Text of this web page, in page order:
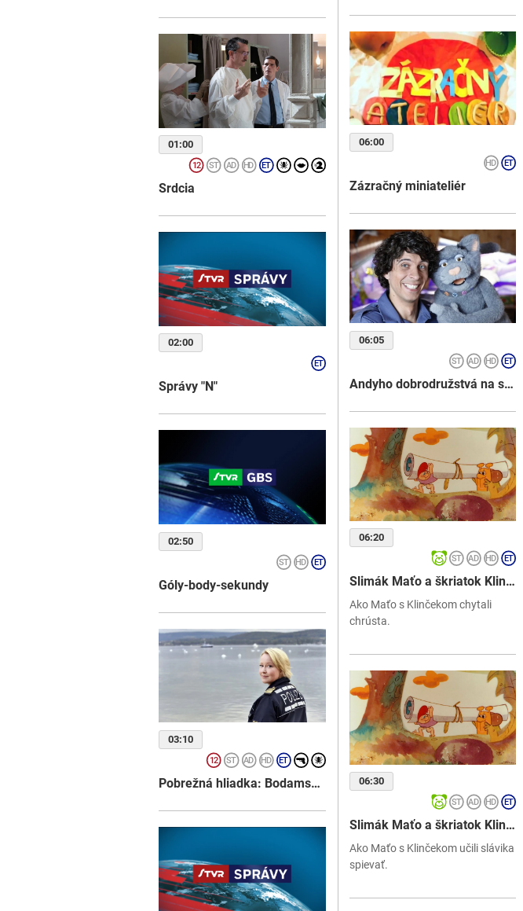
01:00
Srdcia
02:00
Správy "N"
02:50
Góly-body-sekundy
03:10
Pobrežná hliadka: Bodamské jazero
06:00
Zázračný miniateliér
06:05
Andyho dobrodružstvá na safari
06:20
Slimák Maťo a škriatok Klinček
Ako Maťo s Klinčekom chytali
chrústa.
06:30
Slimák Maťo a škriatok Klinček
Ako Maťo s Klinčekom učili slávika
spievať.